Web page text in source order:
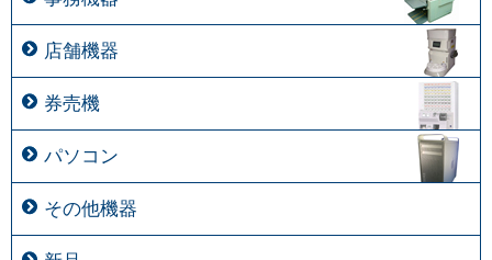
店舗機器
券売機
パソコン
その他機器